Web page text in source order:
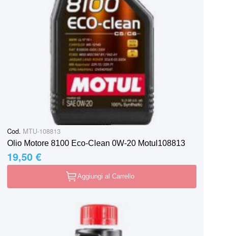
Cod. MTU-108813
Olio Motore 8100 Eco-Clean 0W-20 Motul108813
19,50 €
Aggiungi al Carrello